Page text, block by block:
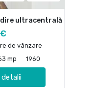
ultracentrală
de vânzare
mp 1960
detalii